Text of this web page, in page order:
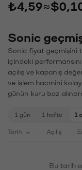
₺4,59≈
Sonic
Sonic fiyat geçmişini
içindeki
açılış ve kapanış
ve işlem hacmini
günün kuru baz
1 gün 1 hafta 1
Tarih Açılış
Bu tarih